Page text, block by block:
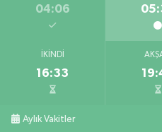
04:06
İKINDI
16:33
Aylık Vakitler